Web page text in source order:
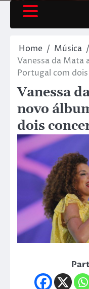
Home
Música
Vanessa da Mata
Portugal com
Vanessa
novo
dois